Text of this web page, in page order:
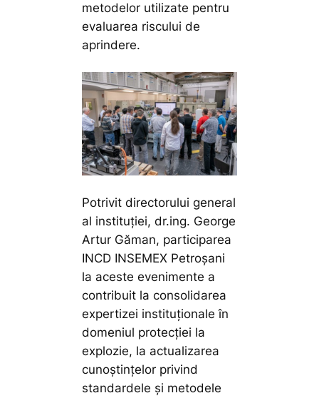
metodelor utilizate pentru
evaluarea riscului de
aprindere.
Potrivit directorului general
al instituției, dr.ing. George
Artur Găman, participarea
INCD INSEMEX Petroșani
la aceste evenimente a
contribuit la consolidarea
expertizei instituționale în
domeniul protecției la
explozie, la actualizarea
cunoștințelor privind
standardele și metodele